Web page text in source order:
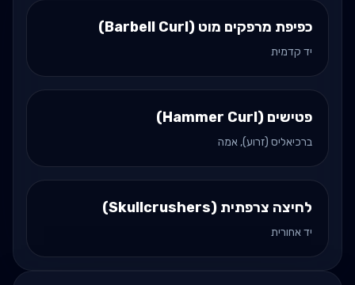
כפיפת מרפקים מוט (Barbell Curl)
יד קדמית
פטישים (Hammer Curl)
ברכיאליס (זרוע), אמה
לחיצה צרפתית (Skullcrushers)
יד אחורית